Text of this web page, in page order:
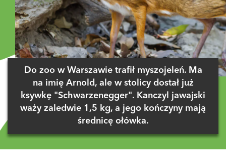
Do zoo w Warszawie trafił myszojeleń. Ma
na imię Arnold, ale w stolicy dostał już
ksywkę "Schwarzenegger". Kanczyl jawajski
waży zaledwie 1,5 kg, a jego kończyny mają
średnicę ołówka.